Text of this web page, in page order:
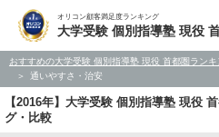
オリコン顧客満足度ランキング
大学受験 個別指導塾 現役
おすすめの大学受験 個別指導塾 現役 首都圏ランキ
通いやすさ・治安
【2016年】大学受験 個別指導塾 現役
グ・比較